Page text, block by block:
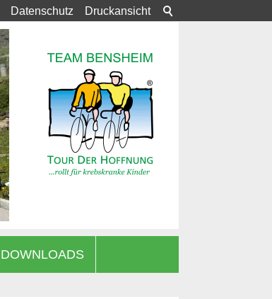
Datenschutz Druckansicht
DOWNLOADS